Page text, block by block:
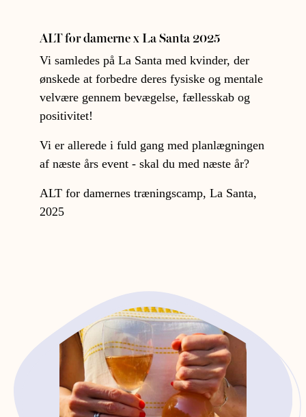
ALT for damerne x La Santa 2025
Vi samledes på La Santa med kvinder, der
ønskede at forbedre deres fysiske og mentale
velvære gennem bevægelse, fællesskab og
positivitet!
Vi er allerede i fuld gang med planlægningen
af næste års event - skal du med næste år?
ALT for damernes træningscamp, La Santa,
2025